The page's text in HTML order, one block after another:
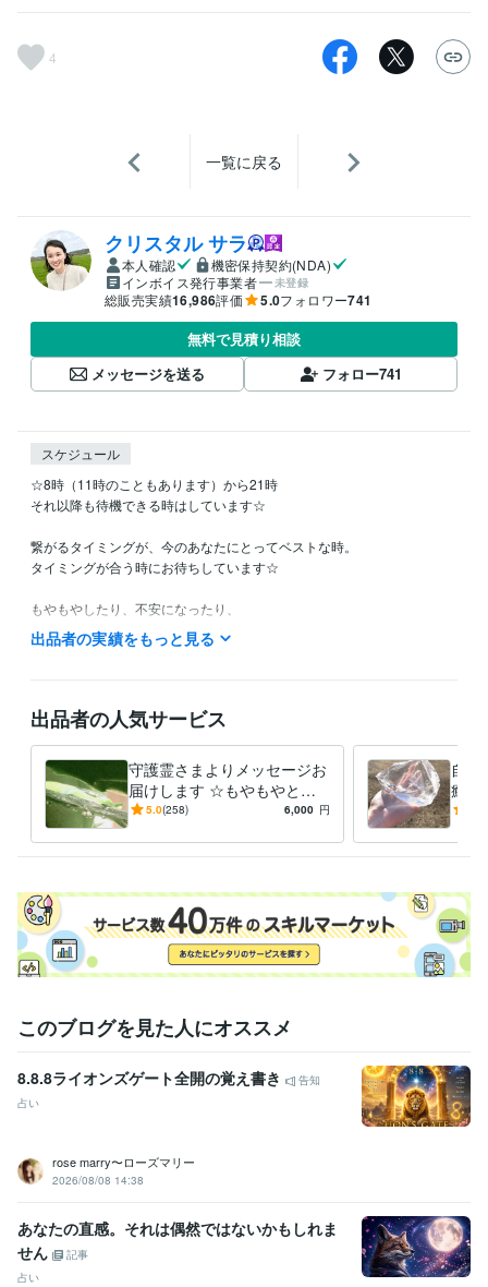
4
一覧に戻る
クリスタル サラ
本人確認
機密保持契約(NDA)
インボイス発行事業者
未登録
総販売実績16,986評価 5.0フォロワー741
無料で見積り相談
メッセージを送る
フォロー741
スケジュール
☆8時（11時のこともあります）から21時
それ以降も待機できる時はしています☆
繋がるタイミングが、今のあなたにとってベストな時。
タイミングが合う時にお待ちしています☆
もやもやしたり、不安になったり、
一人ではどうしようもない時に、
「拠り所」「駆け込み寺」と表現してくださる方もいらっしゃいまし
迷いやもやもやが、
気づきや「楽になるきっかけ」へと変わることがあります。
気持ちの切り替わりの、ひとつのきっかけになれたら嬉しいです。
ブログでは、湧いてきた言葉を綴っています。
自然の中にいる時間や、写真を撮った瞬間なども、
同じような状況にいる方の支えになることもあります。
それぞれの気づきが、
誰かのきっかけになれば嬉しく思います。
ベストなタイミングで繋がれることを、
経験職種
営業 / 営業事務・アシスタント 経験年数 : 2年
事務・ビジネスサポート / 事務（一般事務） 経験年数 : 9年
ライフスタイル・その他 / 占い師
経験年数 : 10年
資格・検定
実用英語技能検定準1級
認定レイキヒーラー 取得年 : 2010年
得意分野
悩み相談・カウンセリング クリスタルカードリーディング
出品者の実績をもっと見る
出品者の人気サービス
守護霊さまよりメッセージお
届けします ☆もやもやと不
安でいっぱいの方へ一言☆
5.0(258) 6,000 円
自分
癒し
リ
へ
このブログを見た人にオススメ
8.8.8ライオンズゲート全開の覚え書き
告知
占い
rose marry〜ローズマリー
2026/08/08 14:38
あなたの直感。それは偶然ではないかもしれま
せん
記事
占い